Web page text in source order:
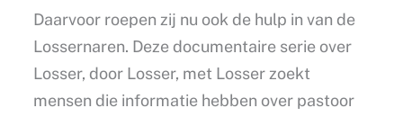
Daarvoor roepen zij nu ook de hulp in van de
Lossernaren. Deze documentaire serie over
Losser, door Losser, met Losser zoekt
mensen die informatie hebben over pastoor